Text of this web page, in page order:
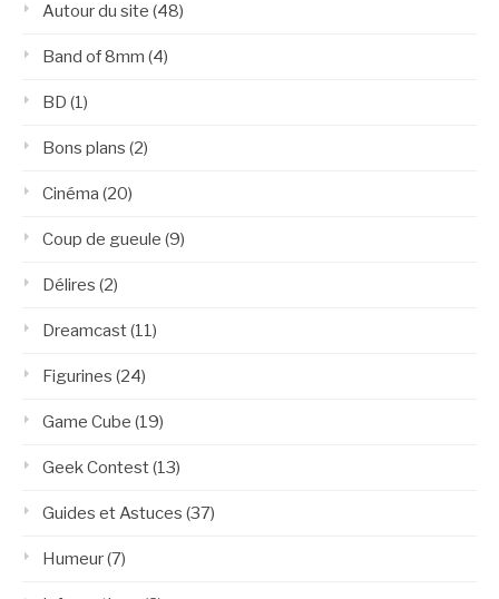
Autour du site (48)
Band of 8mm (4)
BD (1)
Bons plans (2)
Cinéma (20)
Coup de gueule (9)
Délires (2)
Dreamcast(11)
Figurines (24)
Game Cube (19)
Geek Contest(13)
Guides et Astuces (37)
Humeur(7)